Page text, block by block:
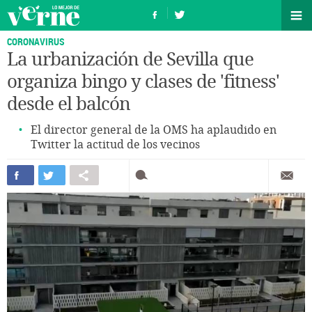
CORONAVIRUS
La urbanización de Sevilla que
organiza bingo y clases de 'fitness'
desde el balcón
El director general de la OMS ha aplaudido en
Twitter la actitud de los vecinos